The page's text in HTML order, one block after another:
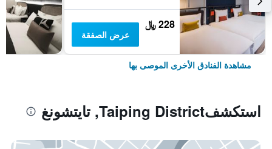
228 ﷼
عرض الصفقة
مشاهدة الفنادق الأخرى الموصى بها
استكشفTaiping District, تايتشونغ